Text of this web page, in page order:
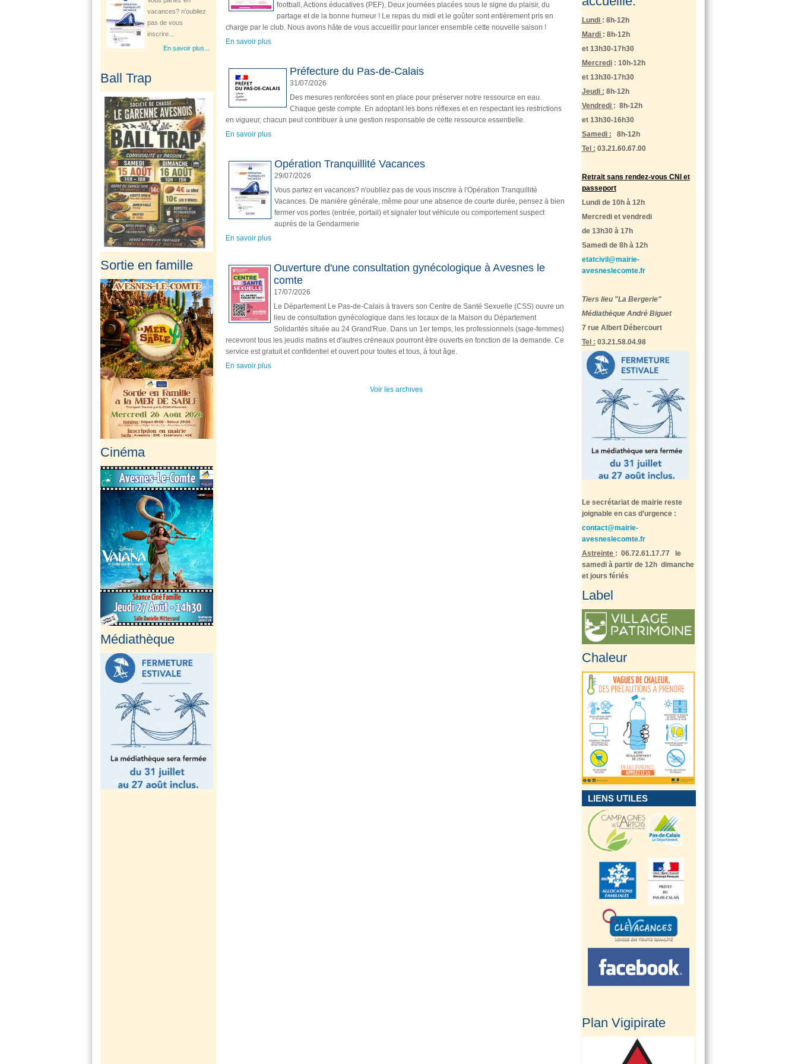
football, Actions éducatives (PEF), Deux journées placées sous le signe du plaisir, du
partage et de la bonne humeur ! Le repas du midi et le goûter sont entièrement pris en
charge par le club. Nous avons hâte de vous accueillir pour lancer ensemble cette nouvelle saison !
En savoir plus
Préfecture du Pas-de-Calais
31/07/2026
Des mesures renforcées sont en place pour préserver notre ressource en eau.
Chaque geste compte. En adoptant les bons réflexes et en respectant les restrictions
en vigueur, chacun peut contribuer à une gestion responsable de cette ressource essentielle.
En savoir plus
Opération Tranquillité Vacances
29/07/2026
Vous partez en vacances? n'oubliez pas de vous inscrire à l'Opération Tranquillité
Vacances. De manière générale, même pour une absence de courte durée, pensez à bien
fermer vos portes (entrée, portail) et signaler tout véhicule ou comportement suspect
auprès de la Gendarmerie
En savoir plus
Ouverture d'une consultation gynécologique à Avesnes le
comte
17/07/2026
Le Département Le Pas-de-Calais à travers son Centre de Santé Sexuelle (CSS) ouvre un
lieu de consultation gynécologique dans les locaux de la Maison du Département
Solidarités située au 24 Grand'Rue. Dans un 1er temps, les professionnels (sage-femmes)
recevront tous les jeudis matins et d'autres créneaux pourront être ouverts en fonction de la demande. Ce
service est gratuit et confidentiel et ouvert pour toutes et tous, à tout âge.
En savoir plus
Voir les archives
inscrire...
En savoir plus...
consultation
gynécologique à...
Le Département Le
Pas-de-Calais à
travers son Centre
de...
En savoir plus...
Un stage de pré-rentrée
ouvert aux...
Les 27 et 28 août
2026 au stade
d’Avesnes-le-Comte
de...
En savoir plus...
Ball Trap
Sortie en famille
Cinéma
Médiathèque
Lundi : 8h-12h
Mardi : 8h-12h
et 13h30-17h30
Mercredi: 10h-12h
et 13h30-17h30
Jeudi : 8h-12h
Vendredi : 8h-12h
et 13h30-16h30
Samedi : 8h-12h
Tel : 03.21.60.67.00
Retrait sans rendez-vous CNI et
passeport
Lundi de 10h à 12h
Mercredi et vendredi
de 13h30 à 17h
Samedi de 8h à 12h
etatcivil@mairie-
avesneslecomte.fr
Tiers lieu "La Bergerie"
Médiathèque André Biguet
7 rue Albert Débercourt
Tel : 03.21.58.04.98
Le secrétariat de mairie reste
joignable en cas d’urgence :
contact@mairie-
avesneslecomte.fr
Astreinte : 06.72.61.17.77 le
samedi à partir de 12h dimanche
et jours fériés
Label
Chaleur
LIENS UTILES
Plan Vigipirate